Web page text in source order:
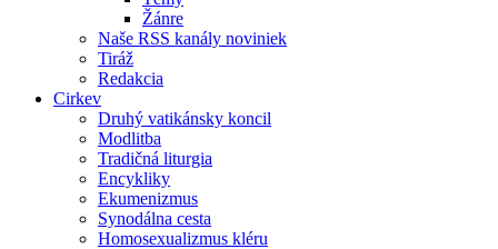
Žánre
Naše RSS kanály noviniek
Tiráž
Redakcia
Cirkev
Druhý vatikánsky koncil
Modlitba
Tradičná liturgia
Encykliky
Ekumenizmus
Synodálna cesta
Homosexualizmus kléru